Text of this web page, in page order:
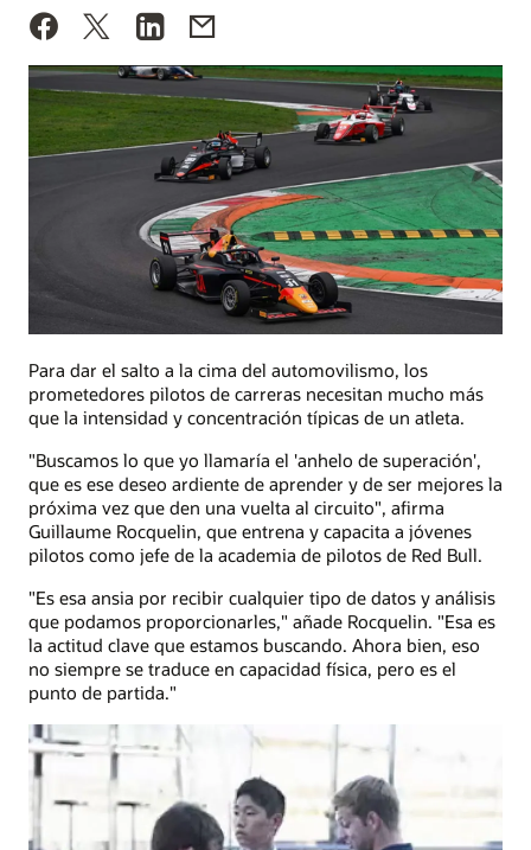
Para dar el salto a la cima del automovilismo, los
prometedores pilotos de carreras necesitan mucho más
que la intensidad y concentración típicas de un atleta.
"Buscamos lo que yo llamaría el 'anhelo de superación',
que es ese deseo ardiente de aprender y de ser mejores la
próxima vez que den una vuelta al circuito", afirma
Guillaume Rocquelin, que entrena y capacita a jóvenes
pilotos como jefe de la academia de pilotos de Red Bull.
"Es esa ansia por recibir cualquier tipo de datos y análisis
que podamos proporcionarles," añade Rocquelin. "Esa es
la actitud clave que estamos buscando. Ahora bien, eso
no siempre se traduce en capacidad física, pero es el
punto de partida."